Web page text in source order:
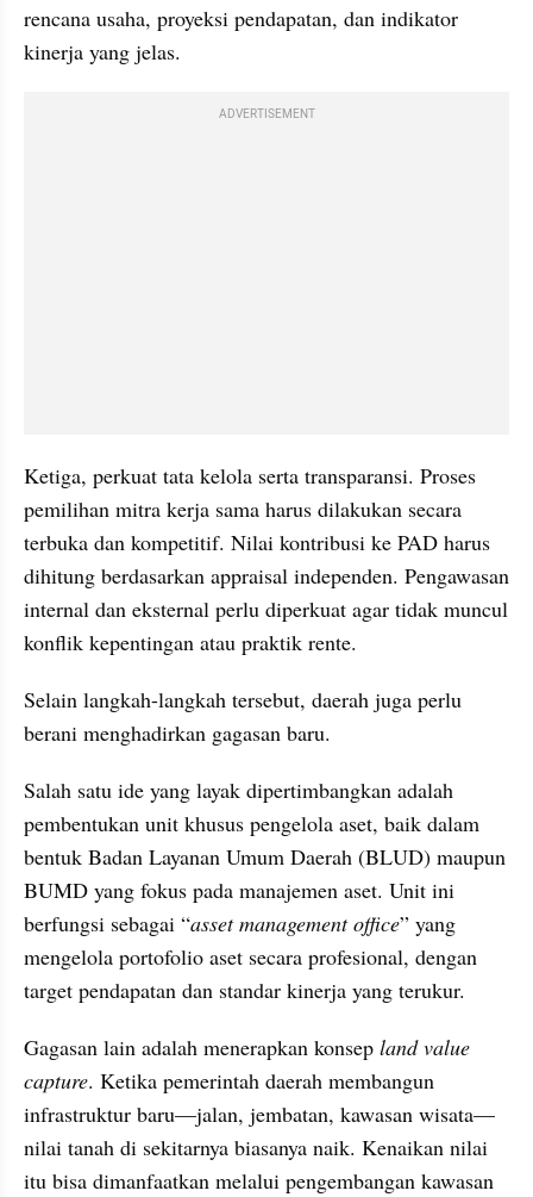
rencana usaha, proyeksi pendapatan, dan indikator
kinerja yang jelas.
ADVERTISEMENT
Ketiga, perkuat tata kelola serta transparansi. Proses
pemilihan mitra kerja sama harus dilakukan secara
terbuka dan kompetitif. Nilai kontribusi ke PAD harus
dihitung berdasarkan appraisal independen. Pengawasan
internal dan eksternal perlu diperkuat agar tidak muncul
konflik kepentingan atau praktik rente.
Selain langkah-langkah tersebut, daerah juga perlu
berani menghadirkan gagasan baru.
Salah satu ide yang layak dipertimbangkan adalah
pembentukan unit khusus pengelola aset, baik dalam
bentuk Badan Layanan Umum Daerah (BLUD) maupun
BUMD yang fokus pada manajemen aset. Unit ini
berfungsi sebagai “asset management office” yang
mengelola portofolio aset secara profesional, dengan
target pendapatan dan standar kinerja yang terukur.
Gagasan lain adalah menerapkan konsep land value
capture. Ketika pemerintah daerah membangun
infrastruktur baru—jalan, jembatan, kawasan wisata—
nilai tanah di sekitarnya biasanya naik. Kenaikan nilai
itu bisa dimanfaatkan melalui pengembangan kawasan